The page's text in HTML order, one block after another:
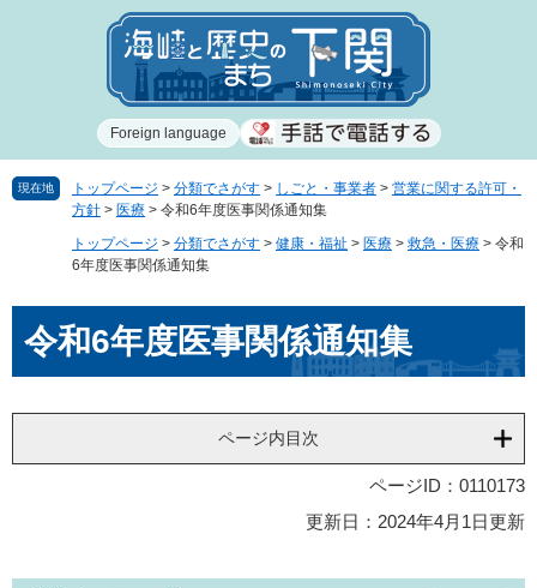
で
ば
Foreign language
現在地 トップページ > 分類でさがす > しごと・事業者 > 営業に関する許可・
方針 > 医療 > 令和6年度医事関係通知集
トップページ > 分類でさがす > 健康・福祉 > 医療 > 救急・医療 > 令和
6年度医事関係通知集
文令和6年度医事関係通知集
ページ内目次
ページID：0110173
更新日：2024年4月1日更新